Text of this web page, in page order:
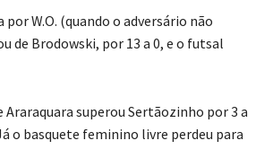
W.O. (quando o adversário não
de Brodowski, por 13 a 0, e o futsal
superou Sertãozinho por 3 a
o basquete feminino livre perdeu para